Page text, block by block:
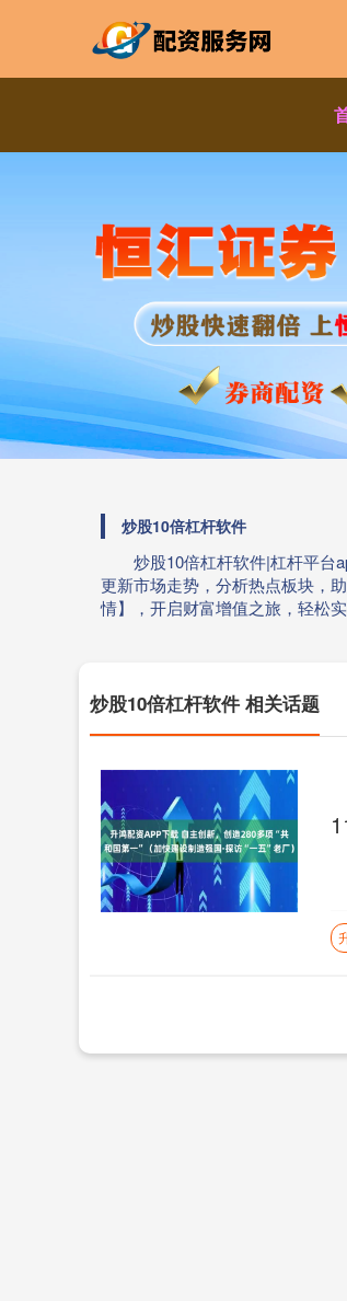
炒股10倍杠杆软件
炒股10倍杠杆软件|杠杆平台
更新市场走势，分析热点板块，
情】，开启财富增值之旅，轻松
炒股10倍杠杆软件 相关话题